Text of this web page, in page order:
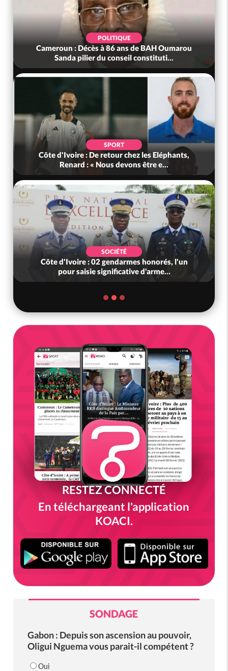
POLITIQUE
Cameroun : Décès à 86 ans de BAH Oumarou
Sanda pilier du conseil constituti...
SPORT
Côte d'Ivoire : De retour chez les Eléphants,
Renard : « Nous devons être e...
SOCIÉTÉ
Côte d'Ivoire : 02 gendarmes honorés, l'un
pour saisie significative d'arme...
RESTEZ CONNECTÉ
En téléchargeant l'application
KOACI.
SONDAGE
Gabon : Depuis son ascension au pouvoir,
Oligui Nguema vous parait-il compétent ?
Oui